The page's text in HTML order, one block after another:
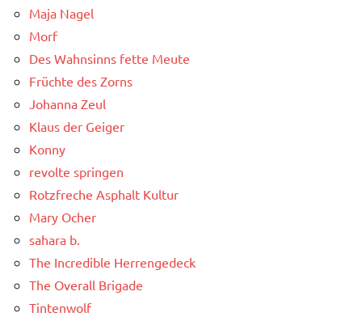
Maja Nagel
Morf
Des Wahnsinns fette Meute
Früchte des Zorns
Johanna Zeul
Klaus der Geiger
Konny
revolte springen
Rotzfreche Asphalt Kultur
Mary Ocher
sahara b.
The Incredible Herrengedeck
The Overall Brigade
Tintenwolf